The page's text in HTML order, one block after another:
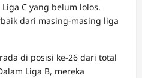
C yang belum lolos.
dari masing-masing liga
di posisi ke-26 dari total
Liga B, mereka